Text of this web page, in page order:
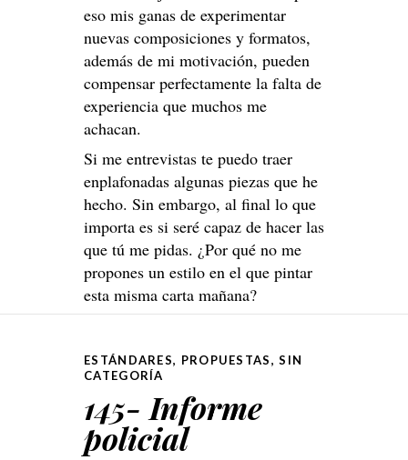
eso mis ganas de experimentar
nuevas composiciones y formatos,
además de mi motivación, pueden
compensar perfectamente la falta de
experiencia que muchos me
achacan.
Si me entrevistas te puedo traer
enplafonadas algunas piezas que he
hecho. Sin embargo, al final lo que
importa es si seré capaz de hacer las
que tú me pidas. ¿Por qué no me
propones un estilo en el que pintar
esta misma carta mañana?
ESTÁNDARES, PROPUESTAS,SIN
CATEGORÍA
145- Informe
policial